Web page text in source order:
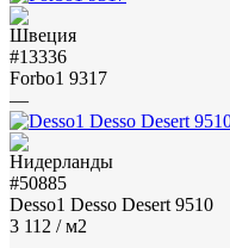
#13336
Forbo1 9317
—
#50885
Desso1 Desso Desert 9510
3 112 / м2